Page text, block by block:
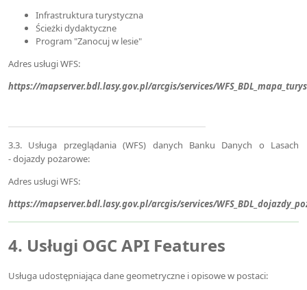
Infrastruktura turystyczna
Ścieżki dydaktyczne
Program "Zanocuj w lesie"
Adres usługi WFS:
https://mapserver.bdl.lasy.gov.pl/arcgis/services/
3.3. Usługa przeglądania (WFS) danych Banku Danych o Lasach
- dojazdy pożarowe:
Adres usługi WFS:
https://mapserver.bdl.lasy.gov.pl/arcgis/services/
4. Usługi OGC API Features
Usługa udostępniająca dane geometryczne i opisowe w postaci: